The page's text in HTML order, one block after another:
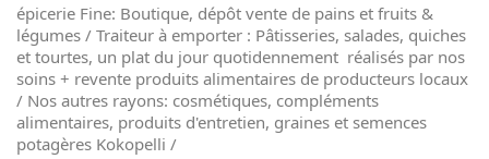
épicerie Fine: Boutique, dépôt vente de pains et fruits &
légumes / Traiteur à emporter : Pâtisseries, salades, quiches
et tourtes, un plat du jour quotidennement réalisés par nos
soins + revente produits alimentaires de producteurs locaux
/ Nos autres rayons: cosmétiques, compléments
alimentaires, produits d'entretien, graines et semences
potagères Kokopelli /